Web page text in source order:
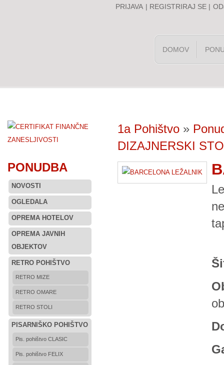
| REGISTRIRAJ SE |
PRIJAVA
DOMOV
1a Pohištvo »
DIZAJNERSKI
PONUDBA
NOVOSTI
OGLEDALA
OPREMA HOTELOV
OPREMA JAVNIH
OBJEKTOV
RETRO POHIŠTVO
RETRO MIZE
RETRO OMARE
RETRO STOLI
PISARNIŠKO POHIŠTVO
Pis. pohištvo CLASIC
Pis. pohištvo FELIX